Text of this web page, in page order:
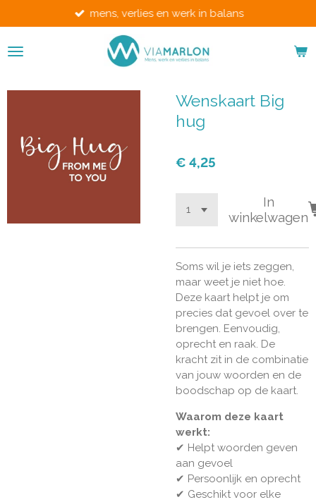
direct
naar
de
mens, verlies en werk in balans
Wenskaart Big
hug
€ 4,25
In
winkelwagen
Soms wil je iets zeggen,
maar weet je niet hoe.
Deze kaart helpt je om
precies dat gevoel over te
brengen. Eenvoudig,
oprecht en raak. De
kracht zit in de combinatie
van jouw woorden en de
boodschap op de kaart.
Waarom deze kaart
werkt:
✔ Helpt woorden geven
aan gevoel
✔ Persoonlijk en oprecht
✔ Geschikt voor elke